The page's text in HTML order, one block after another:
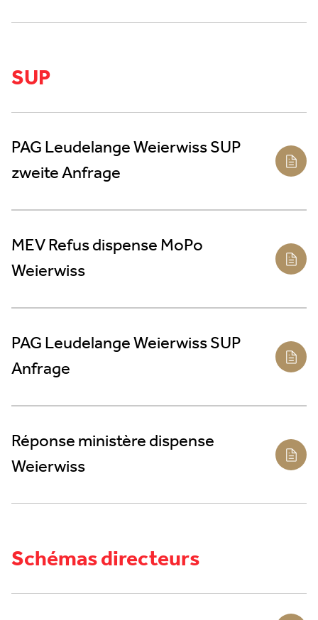
SUP
PAG Leudelange Weierwiss SUP
zweite Anfrage
MEV Refus dispense MoPo
Weierwiss
PAG Leudelange Weierwiss SUP
Anfrage
Réponse ministère dispense
Weierwiss
Schémas directeurs